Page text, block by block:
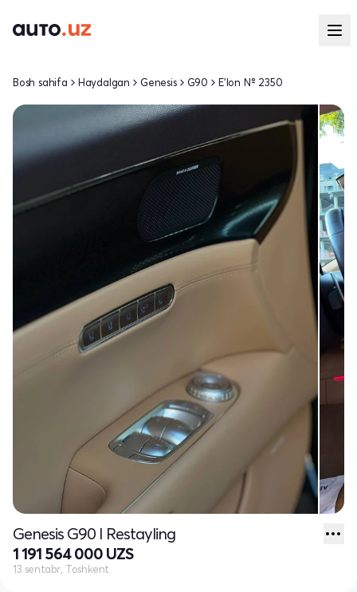
Bosh sahifa Haydalgan Genesis G90 E'lon № 2350
Genesis G90 I Restayling
1 191 564 000 UZS
13 sentabr, Toshkent